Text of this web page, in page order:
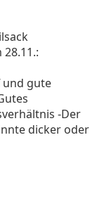
28.11.:
und gute
-Der
dicker oder